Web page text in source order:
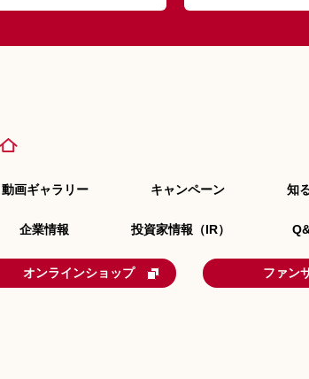
画ギャラリー キャンペーン 知
企業情報 投資家情報（IR）
オンラインショップ ファン